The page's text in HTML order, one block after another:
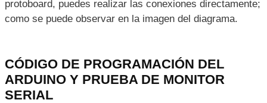
protoboard, puedes realizar las conexiones directamente;
como se puede observar en la imagen del diagrama.
CÓDIGO DE PROGRAMACIÓN DEL
ARDUINO Y PRUEBA DE MONITOR
SERIAL